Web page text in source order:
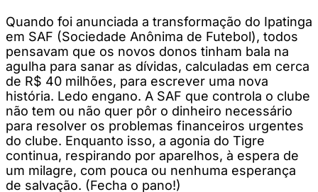
Quando foi anunciada a transformação do Ipatinga
em SAF (Sociedade Anônima de Futebol), todos
pensavam que os novos donos tinham bala na
agulha para sanar as dívidas, calculadas em cerca
de R$ 40 milhões, para escrever uma nova
história. Ledo engano. A SAF que controla o clube
não tem ou não quer pôr o dinheiro necessário
para resolver os problemas financeiros urgentes
do clube. Enquanto isso, a agonia do Tigre
continua, respirando por aparelhos, à espera de
um milagre, com pouca ou nenhuma esperança
de salvação. (Fecha o pano!)